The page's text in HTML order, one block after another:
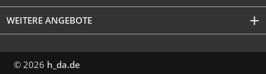
WEITERE ANGEBOTE
© 2026 h_da.de